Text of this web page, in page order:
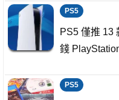
PS5
PS5 僅推
錢
PS5